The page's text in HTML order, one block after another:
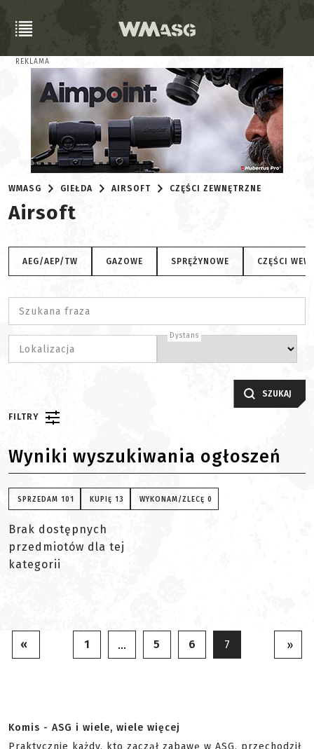
REKLAMA
WMASG GIEŁDA AIRSOFT CZĘŚCI ZEWNĘTRZNE
Airsoft
AEG/AEP/TW GAZOWE SPRĘŻYNOWE CZĘŚCI
Szukana fraza
Lokalizacja
Dystans
SZUKAJ
FILTRY
Wyniki wyszukiwania ogłoszeń
SPRZEDAM 101 KUPIĘ 13 WYKONAM/ZLECĘ 0
Brak dostępnych
przedmiotów dla tej
kategorii
« 1 … 5 6 7 »
Komis - ASG i wiele, wiele więcej
Praktycznie każdy, kto zaczął zabawę w ASG, przechodził